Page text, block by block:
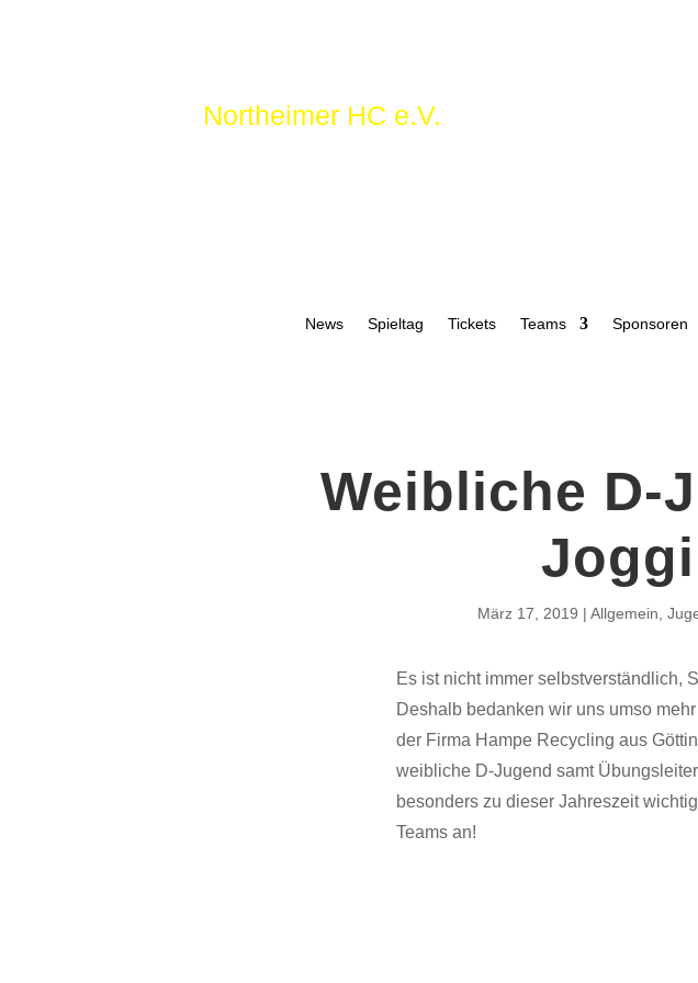
Northeimer HC e.V.
News Spieltag Tickets Teams Sponsoren
Weibliche D-
März 17, 2019 Allgemein
Es ist nicht immer selbstverständlich,
Deshalb bedanken wir uns umso
der Firma Hampe Recycling aus
weibliche D-Jugend samt
besonders zu dieser Jahreszeit
Teams an!